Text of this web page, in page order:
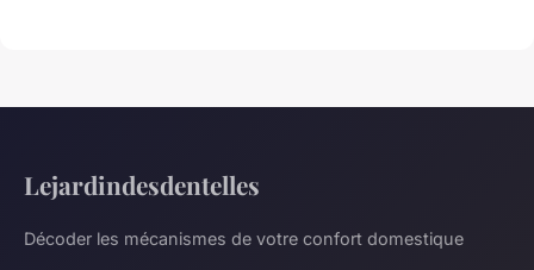
Lejardindesdentelles
Décoder les mécanismes de votre confort domestique